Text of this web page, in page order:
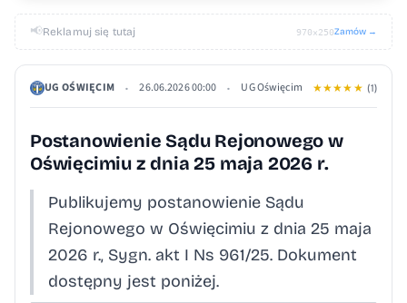
📢Reklamuj się tutaj 970×250Zamów →
UG OŚWIĘCIM • 26.06.2026 00:00 • UG Oświęcim ★★★★ ★ (1)
Postanowienie Sądu Rejonowego w
Oświęcimiu z dnia 25 maja 2026 r.
Publikujemy postanowienie Sądu
Rejonowego w Oświęcimiu z dnia 25 maja
2026 r., Sygn. akt I Ns 961/25. Dokument
dostępny jest poniżej.